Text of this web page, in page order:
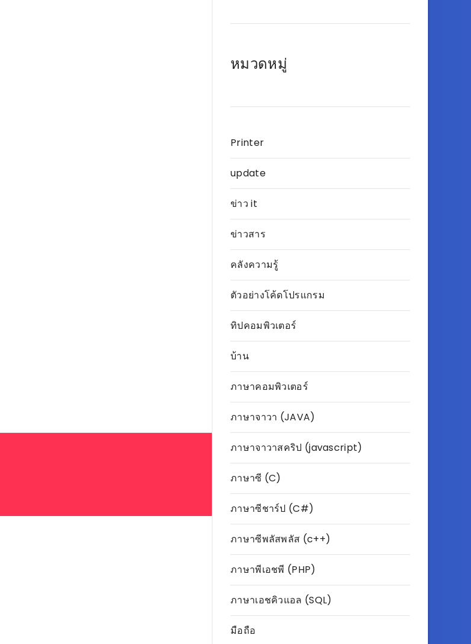
หมวดหมู่
Printer
update
ข่าว it
ข่าวสาร
คลังความรู้
ตัวอย่างโค้ดโปรแกรม
ทิปคอมพิวเตอร์
บ้าน
ภาษาคอมพิวเตอร์
ภาษาจาวา (JAVA)
ภาษาจาวาสคริป (javascript)
ภาษาซี (C)
ภาษาซีชาร์ป (C#)
ภาษาซีพลัสพลัส (c++)
ภาษาพีเอชพี (PHP)
ภาษาเอชคิวแอล (SQL)
มือถือ